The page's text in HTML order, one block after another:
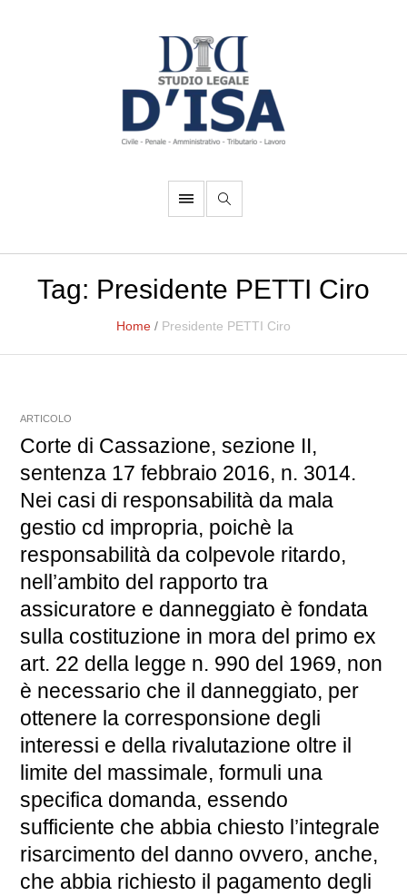
Tag: Presidente PETTI Ciro
Home / Presidente PETTI Ciro
ARTICOLO
Corte di Cassazione, sezione II,
sentenza 17 febbraio 2016, n. 3014.
Nei casi di responsabilità da mala
gestio cd impropria, poichè la
responsabilità da colpevole ritardo,
nell’ambito del rapporto tra
assicuratore e danneggiato è fondata
sulla costituzione in mora del primo ex
art. 22 della legge n. 990 del 1969, non
è necessario che il danneggiato, per
ottenere la corresponsione degli
interessi e della rivalutazione oltre il
limite del massimale, formuli una
specifica domanda, essendo
sufficiente che abbia chiesto l’integrale
risarcimento del danno ovvero, anche,
che abbia richiesto il pagamento degli